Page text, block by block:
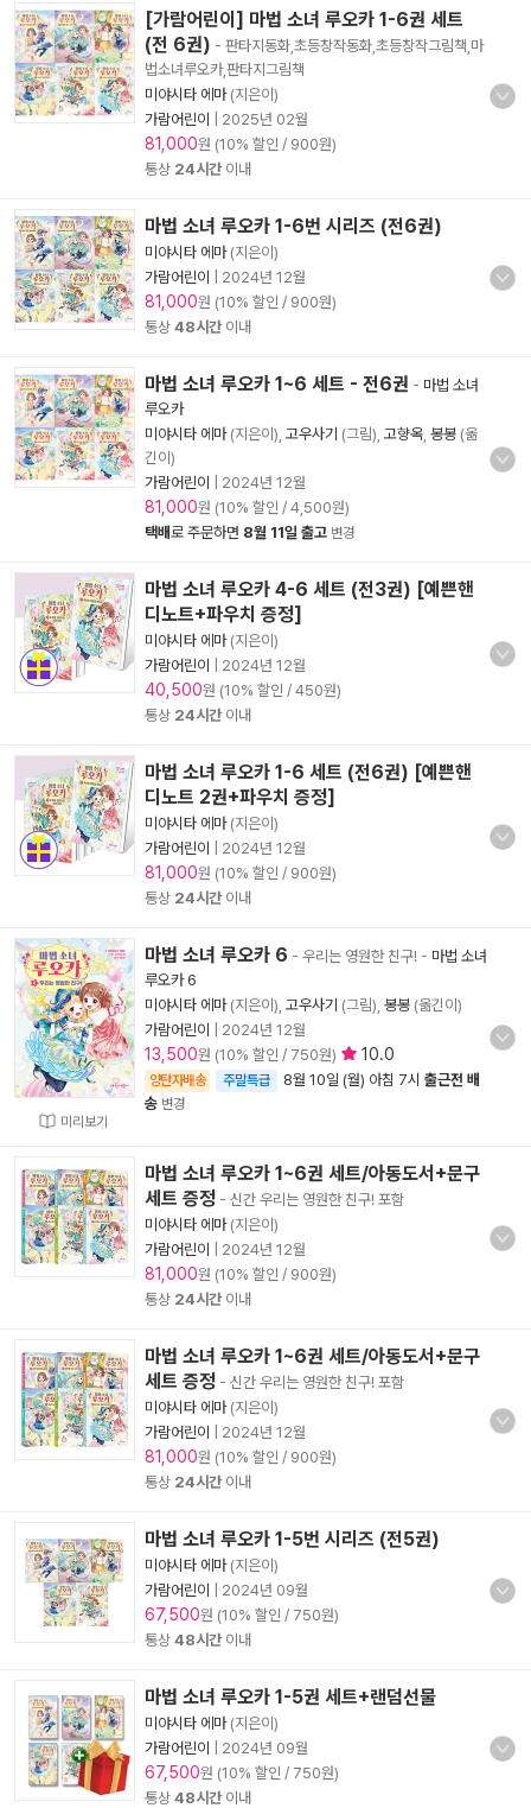
[가람어린이] 마법 소녀 루오카 1-6권 세트
(전 6권) - 판타지동화,초등창작동화,초등창작그림책,마
법소녀루오카,판타지그림책
미야시타 에마(지은이)
가람어린이
2025년 02월
81,000원 (10% 할인 / 900원)
통상 24시간이내
마법 소녀 루오카 1-6번 시리즈 (전6권)
미야시타 에마(지은이)
가람어린이
2024년 12월
81,000원 (10% 할인 / 900원)
통상 48시간이내
마법 소녀 루오카 1~6 세트 - 전6권 - 마법 소녀
루오카
미야시타 에마(지은이), 고우사기 (그림), 고향옥 봉봉 (옮
긴이)
가람어린이
2024년 12월
81,000원 (10% 할인 / 4,500원)
택배로 주문하면 8월 11일 출고 변경
마법 소녀 루오카 4-6 세트 (전3권) [예쁜핸
디노트+파우치 증정]
미야시타 에마(지은이)
가람어린이
2024년 12월
40,500원 (10% 할인 / 450원)
통상 24시간이내
마법 소녀 루오카 1-6 세트 (전6권) [예쁜핸
디노트 2권+파우치 증정]
미야시타 에마(지은이)
가람어린이
2024년 12월
81,000원 (10% 할인 / 900원)
통상 24시간이내
미리보기
마법 소녀 루오카 6 - 우리는 영원한 친구! - 마법 소녀
루오카 6
미야시타 에마(지은이), 고우사기 (그림), 봉봉 (옮긴이)
가람어린이
2024년 12월
13,500원 (10% 할인 / 750원) 10.0
양탄자배송 주말특급 8월 10일 (월) 아침 7시 출근전 배
송 변경
마법 소녀 루오카 1~6권 세트/아동도서+문구
세트 증정 - 신간 우리는 영원한 친구! 포함
미야시타 에마(지은이)
가람어린이
2024년 12월
81,000원 (10% 할인 / 900원)
통상 24시간이내
마법 소녀 루오카 1~6권 세트/아동도서+문구
세트 증정 - 신간 우리는 영원한 친구! 포함
미야시타 에마(지은이)
가람어린이
2024년 12월
81,000원 (10% 할인 / 900원)
통상 24시간이내
마법 소녀 루오카 1-5번 시리즈 (전5권)
미야시타 에마(지은이)
가람어린이
2024년 09월
67,500원 (10% 할인 / 750원)
통상 48시간이내
마법 소녀 루오카 1-5권 세트+랜덤선물
미야시타 에마(지은이)
가람어린이
2024년 09월
67,500원 (10% 할인 / 750원)
통상 48시간이내